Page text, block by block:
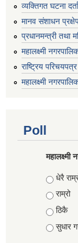
व्यक्तिगत घटना दर्ता
मानव संशाधन
प्रधानमन्त्री तथा
महालक्ष्मी
राष्ट्रिय
महालक्ष्मी
Poll
महालक्ष्मी
Choices
धेरै
राम्रो
ठिकै
सुधार